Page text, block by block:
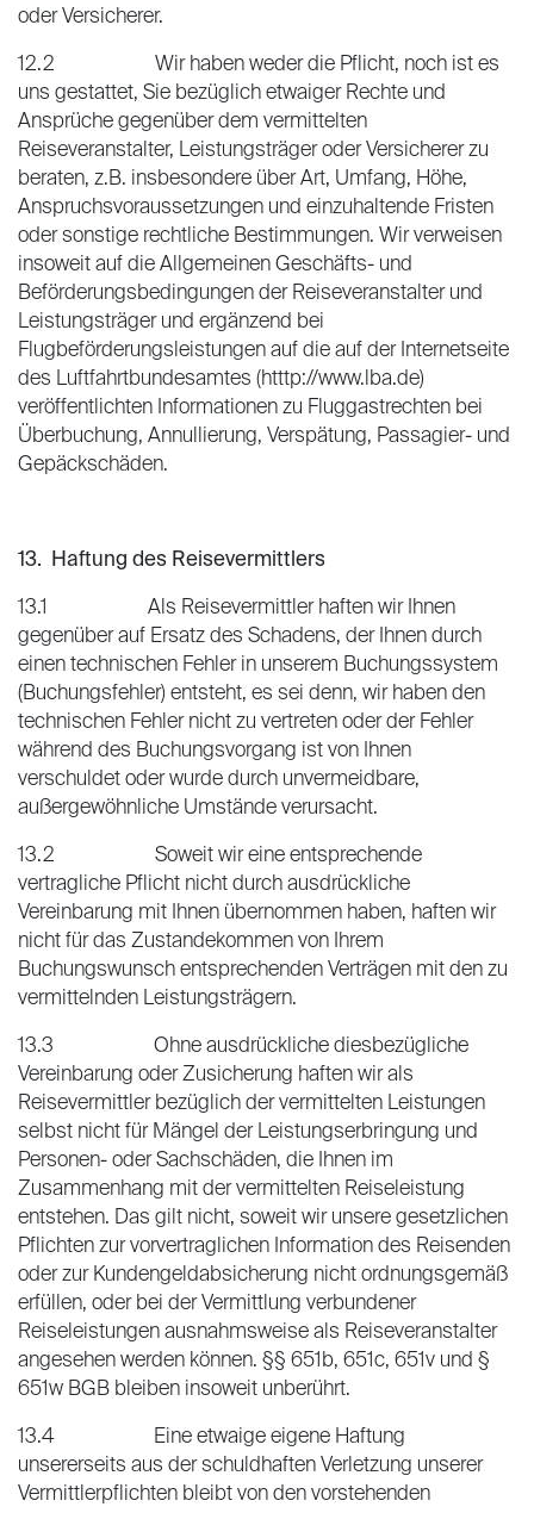
oder Versicherer.
12.2 Wir haben weder die Pflicht, noch ist es
uns gestattet, Sie bezüglich etwaiger Rechte und
Ansprüche gegenüber dem vermittelten
Reiseveranstalter, Leistungsträger oder Versicherer zu
beraten, z.B. insbesondere über Art, Umfang, Höhe,
Anspruchsvoraussetzungen und einzuhaltende Fristen
oder sonstige rechtliche Bestimmungen. Wir verweisen
insoweit auf die Allgemeinen Geschäfts- und
Beförderungsbedingungen der Reiseveranstalter und
Leistungsträger und ergänzend bei
Flugbeförderungsleistungen auf die auf der Internetseite
des Luftfahrtbundesamtes (htttp://www.lba.de)
veröffentlichten Informationen zu Fluggastrechten bei
Überbuchung, Annullierung, Verspätung, Passagier- und
Gepäckschäden.
13. Haftung des Reisevermittlers
13.1 Als Reisevermittler haften wir Ihnen
gegenüber auf Ersatz des Schadens, der Ihnen durch
einen technischen Fehler in unserem Buchungssystem
(Buchungsfehler) entsteht, es sei denn, wir haben den
technischen Fehler nicht zu vertreten oder der Fehler
während des Buchungsvorgang ist von Ihnen
verschuldet oder wurde durch unvermeidbare,
außergewöhnliche Umstände verursacht.
13.2 Soweit wir eine entsprechende
vertragliche Pflicht nicht durch ausdrückliche
Vereinbarung mit Ihnen übernommen haben, haften wir
nicht für das Zustandekommen von Ihrem
Buchungswunsch entsprechenden Verträgen mit den zu
vermittelnden Leistungsträgern.
13.3 Ohne ausdrückliche diesbezügliche
Vereinbarung oder Zusicherung haften wir als
Reisevermittler bezüglich der vermittelten Leistungen
selbst nicht für Mängel der Leistungserbringung und
Personen- oder Sachschäden, die Ihnen im
Zusammenhang mit der vermittelten Reiseleistung
entstehen. Das gilt nicht, soweit wir unsere gesetzlichen
Pflichten zur vorvertraglichen Information des Reisenden
oder zur Kundengeldabsicherung nicht ordnungsgemäß
erfüllen, oder bei der Vermittlung verbundener
Reiseleistungen ausnahmsweise als Reiseveranstalter
angesehen werden können. §§ 651b, 651c, 651v und §
651w BGB bleiben insoweit unberührt.
13.4 Eine etwaige eigene Haftung
unsererseits aus der schuldhaften Verletzung unserer
Vermittlerpflichten bleibt von den vorstehenden